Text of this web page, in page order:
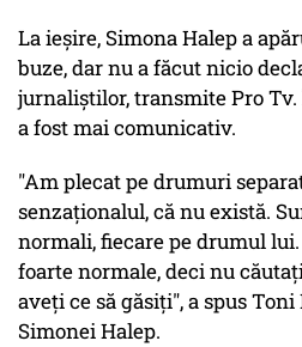
La ieșire, Simona Halep a
buze, dar nu a făcut nicio
jurnaliștilor, transmite Pro
a fost mai comunicativ.
"Am plecat pe drumuri
senzaționalul, că nu există.
normali, fiecare pe drumul
foarte normale, deci nu
aveți ce să găsiți", a spus
Simonei Halep.